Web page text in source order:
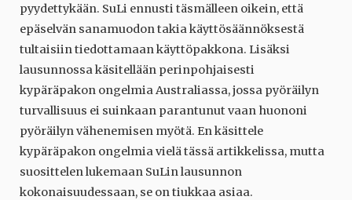
pyydettykään. SuLi ennusti täsmälleen oikein, että
epäselvän sanamuodon takia käyttösäännöksestä
tultaisiin tiedottamaan käyttöpakkona. Lisäksi
lausunnossa käsitellään perinpohjaisesti
kypäräpakon ongelmia Australiassa, jossa pyöräilyn
turvallisuus ei suinkaan parantunut vaan huononi
pyöräilyn vähenemisen myötä. En käsittele
kypäräpakon ongelmia vielä tässä artikkelissa, mutta
suosittelen lukemaan SuLin lausunnon
kokonaisuudessaan, se on tiukkaa asiaa.